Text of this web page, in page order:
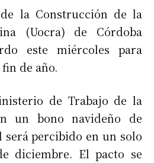
la Construcción de la
(Uocra) de Córdoba
este miércoles para
de año.
de Trabajo de la
un bono navideño de
será percibido en un solo
diciembre. El pacto se